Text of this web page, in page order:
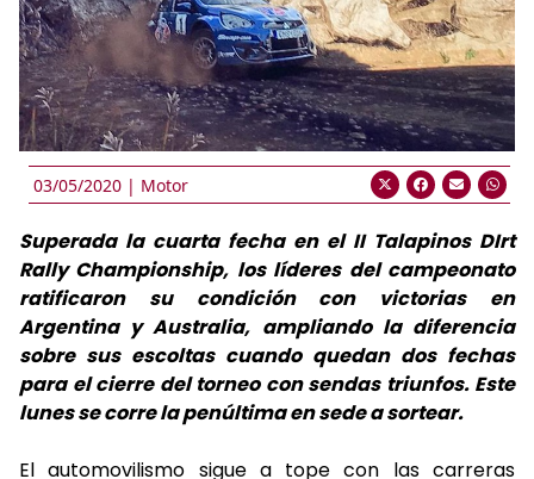
03/05/2020 | Motor
Superada la cuarta fecha en el II Talapinos DIrt
Rally Championship, los líderes del campeonato
ratificaron su condición con victorias en
Argentina y Australia, ampliando la diferencia
sobre sus escoltas cuando quedan dos fechas
para el cierre del torneo con sendas triunfos. Este
lunes se corre la penúltima en sede a sortear.
El automovilismo sigue a tope con las carreras